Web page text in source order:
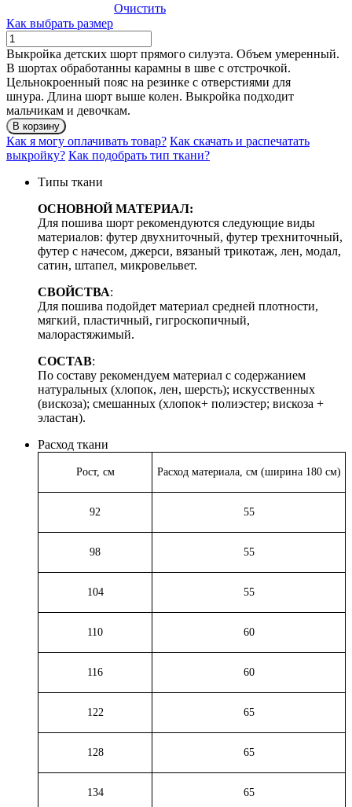
Очистить
Как выбрать размер
Количество
ШОРТЫ
БРУКЛИН
Выкройка детских шорт прямого силуэта. Объем умеренный.
В шортах обработанны карамны в шве с отстрочкой.
Цельнокроенный пояс на резинке с отверстиями для
шнура. Длина шорт выше колен. Выкройка подходит
мальчикам и девочкам.
В корзину
Как я могу оплачивать товар? Как скачать и распечатать
выкройку? Как подобрать тип ткани?
Типы ткани
ОСНОВНОЙ МАТЕРИАЛ:
Для пошива шорт рекомендуются следующие виды
материалов: футер двухниточный, футер трехниточный,
футер с начесом, джерси, вязаный трикотаж, лен, модал,
сатин, штапел, микровельвет.
СВОЙСТВА:
Для пошива подойдет материал средней плотности,
мягкий, пластичный, гигроскопичный,
малорастяжимый.
СОСТАВ:
По составу рекомендуем материал с содержанием
натуральных (хлопок, лен, шерсть); искусственных
(вискоза); смешанных (хлопок+ полиэстер; вискоза +
эластан).
Расход ткани
Рост, см Расход материала, см (ширина 180 см)
92 55
98 55
104 55
110 60
116 60
122 65
128 65
134 65